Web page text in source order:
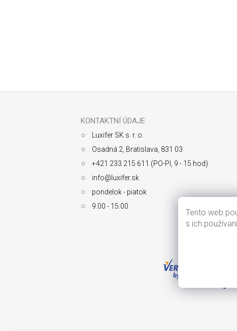
Tento web
s ich
KONTAKTNÍ ÚDAJE
Luxifer SK s. r. o.
Osadná 2, Bratislava, 831 03
+421 233 215 611 (PO-PI, 9 - 15 hod)
info@luxifer.sk
pondelok - piatok
9.00 - 15.00